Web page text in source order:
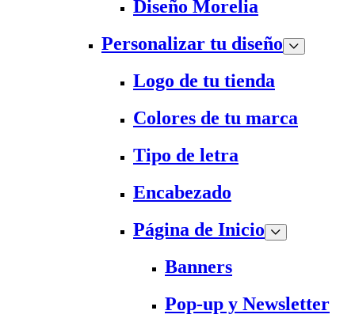
Diseño Morelia
Personalizar tu diseño
Logo de tu tienda
Colores de tu marca
Tipo de letra
Encabezado
Página de Inicio
Banners
Pop-up y Newsletter